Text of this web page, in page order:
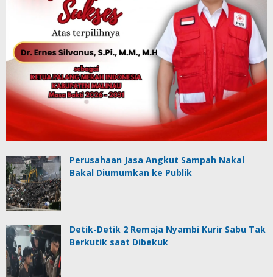
Perusahaan Jasa Angkut Sampah Nakal
Bakal Diumumkan ke Publik
Detik-Detik 2 Remaja Nyambi Kurir Sabu Tak
Berkutik saat Dibekuk